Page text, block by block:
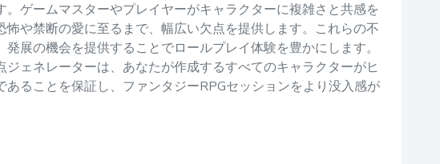
ゲームマスターやプレイヤーがキャラクターに複雑さと共感を
や禁断の愛に至るまで、幅広い欠点を提供します。これらの不
展の機会を提供することでロールプレイ体験を豊かにします。
ェネレーターは、あなたが作成するすべてのキャラクターがヒ
ることを保証し、ファンタジーRPGセッションをより没入感が